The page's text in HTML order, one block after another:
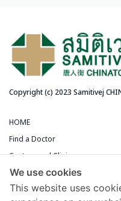
Copyright (c) 2023 Samitivej
HOME
Find a Doctor
Centers and Clinics
Medical Centers
Terms and Conditions
We use cookies
This website uses